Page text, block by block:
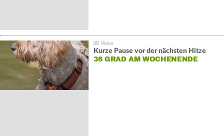
Kurze Pause vor der nächsten Hitze
36 GRAD AM WOCHENENDE